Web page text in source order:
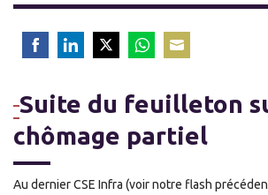
FacebookLinkedInTwitterWhatsAppEmail
Suite du feuilleton
chômage partiel
Au dernier CSE Infra (voir notre flash